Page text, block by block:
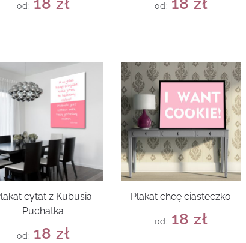
od: od:
cytat z Kubusia
Puchatka
od: 18 zł
Plakat chcę ciasteczko
od: 18 zł